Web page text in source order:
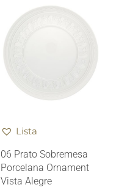
Lista
06 Prato Sobremesa
Porcelana Ornament
Vista Alegre